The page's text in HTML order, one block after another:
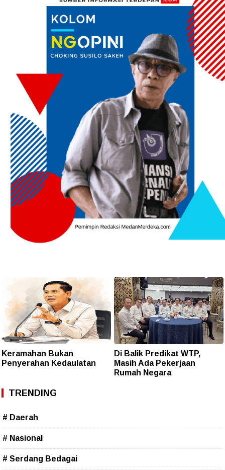
Keramahan Bukan
Penyerahan Kedaulatan
Di Balik Predikat WTP,
Masih Ada Pekerjaan
Rumah Negara
TRENDING
# Daerah
# Nasional
# Serdang Bedagai